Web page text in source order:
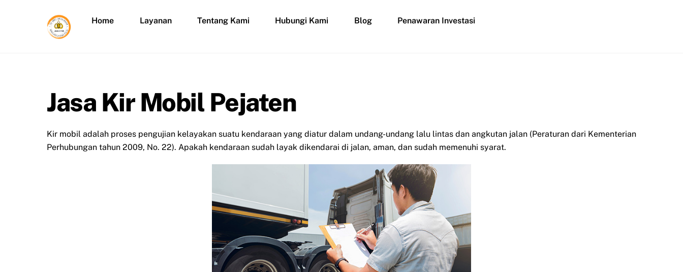
Home Layanan Tentang Kami Hubungi Kami Blog Penawaran Investasi
Jasa Kir Mobil Pejaten
Kir mobil adalah proses pengujian kelayakan suatu kendaraan yang diatur dalam undang-undang lalu lintas dan angkutan jalan (Peraturan dari Kementerian
Perhubungan tahun 2009, No. 22). Apakah kendaraan sudah layak dikendarai di jalan, aman, dan sudah memenuhi syarat.